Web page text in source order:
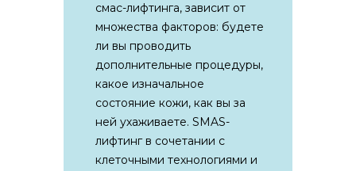
смас-лифтинга, зависит от
множества факторов: будете
ли вы проводить
дополнительные процедуры,
какое изначальное
состояние кожи, как вы за
ней ухаживаете. SMAS-
лифтинг в сочетании с
клеточными технологиями и